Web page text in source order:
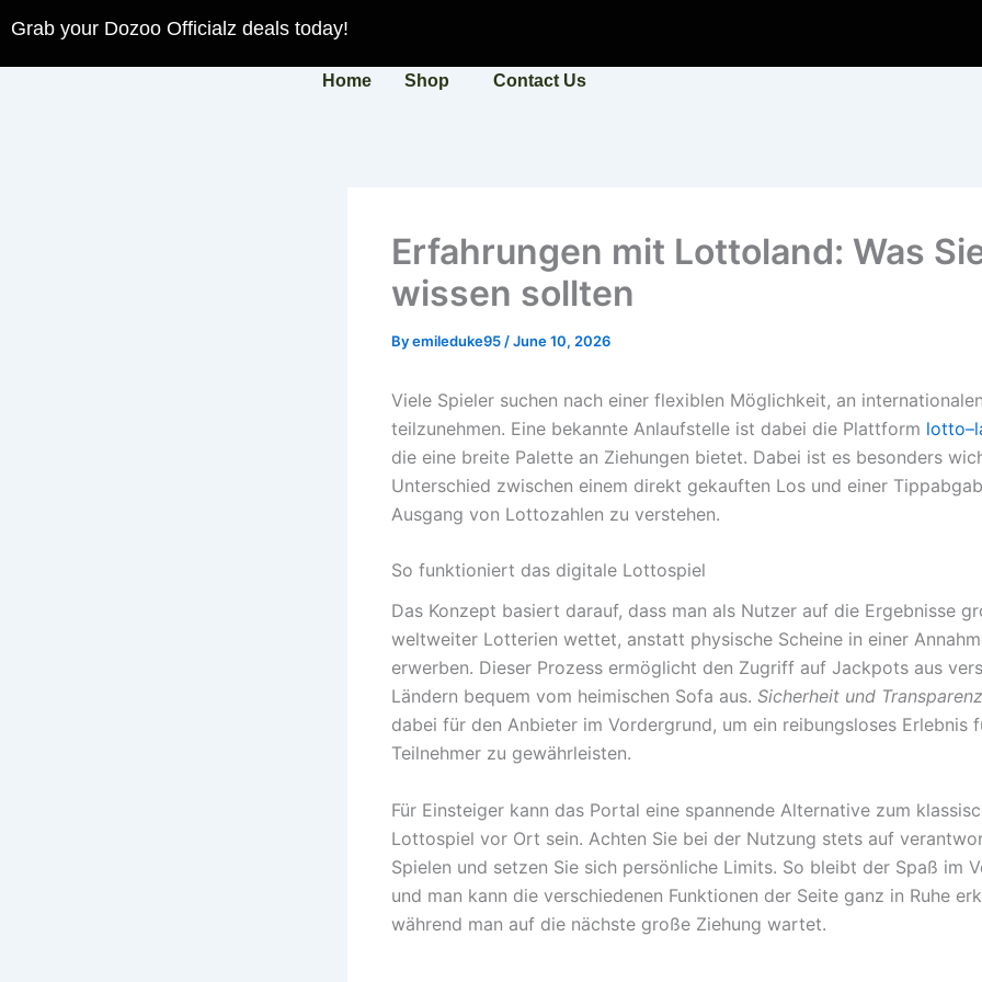
to
content
Grab your Dozoo Officialz deals today!
Home Shop Contact Us
Erfahrungen mit Lottoland: Was
wissen sollten
Byemileduke95 /June 10, 2026
Viele Spieler suchen nach einer flexiblen Möglichkeit, an
teilzunehmen. Eine bekannte Anlaufstelle ist dabei die Plattform
die eine breite Palette an Ziehungen bietet. Dabei ist es besonders
Unterschied zwischen einem direkt gekauften Los und einer
Ausgang von Lottozahlen zu verstehen.
So funktioniert das digitale Lottospiel
Das Konzept basiert darauf, dass man als Nutzer auf die Ergebnisse
weltweiter Lotterien wettet, anstatt physische Scheine in einer
erwerben. Dieser Prozess ermöglicht den Zugriff auf Jackpots aus
Ländern bequem vom heimischen Sofa aus. Sicherheit und Transparenz
dabei für den Anbieter im Vordergrund, um ein reibungsloses Erlebnis
Teilnehmer zu gewährleisten.
Für Einsteiger kann das Portal eine spannende Alternative zum
Lottospiel vor Ort sein. Achten Sie bei der Nutzung stets auf
Spielen und setzen Sie sich persönliche Limits. So bleibt der Spaß im
und man kann die verschiedenen Funktionen der Seite ganz in Ruhe
während man auf die nächste große Ziehung wartet.